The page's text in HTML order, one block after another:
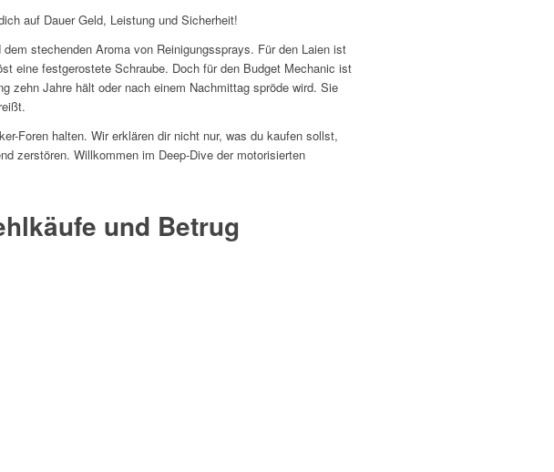
auf Dauer Geld, Leistung und Sicherheit!
stechenden Aroma von Reinigungssprays. Für den Laien ist
eine festgerostete Schraube. Doch für den Budget Mechanic ist
zehn Jahre hält oder nach einem Nachmittag spröde wird. Sie
Foren halten. Wir erklären dir nicht nur, was du kaufen sollst,
zerstören. Willkommen im Deep-Dive der motorisierten
und Betrug